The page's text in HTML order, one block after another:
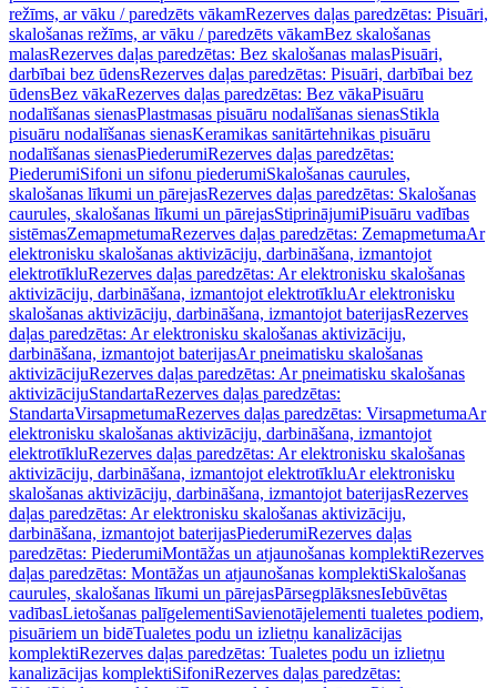
režīms, ar vāku / paredzēts vākamRezerves daļas paredzētas: Pisuāri,
skalošanas režīms, ar vāku / paredzēts vākamBez skalošanas
malasRezerves daļas paredzētas: Bez skalošanas malasPisuāri,
darbībai bez ūdensRezerves daļas paredzētas: Pisuāri, darbībai bez
ūdensBez vākaRezerves daļas paredzētas: Bez vākaPisuāru
nodalīšanas sienasPlastmasas pisuāru nodalīšanas sienasStikla
pisuāru nodalīšanas sienasKeramikas sanitārtehnikas pisuāru
nodalīšanas sienasPiederumiRezerves daļas paredzētas:
PiederumiSifoni un sifonu piederumiSkalošanas caurules,
skalošanas līkumi un pārejasRezerves daļas paredzētas: Skalošanas
caurules, skalošanas līkumi un pārejasStiprinājumiPisuāru vadības
sistēmasZemapmetumaRezerves daļas paredzētas: ZemapmetumaAr
elektronisku skalošanas aktivizāciju, darbināšana, izmantojot
elektrotīkluRezerves daļas paredzētas: Ar elektronisku skalošanas
aktivizāciju, darbināšana, izmantojot elektrotīkluAr elektronisku
skalošanas aktivizāciju, darbināšana, izmantojot baterijasRezerves
daļas paredzētas: Ar elektronisku skalošanas aktivizāciju,
darbināšana, izmantojot baterijasAr pneimatisku skalošanas
aktivizācijuRezerves daļas paredzētas: Ar pneimatisku skalošanas
aktivizācijuStandartaRezerves daļas paredzētas:
StandartaVirsapmetumaRezerves daļas paredzētas: VirsapmetumaAr
elektronisku skalošanas aktivizāciju, darbināšana, izmantojot
elektrotīkluRezerves daļas paredzētas: Ar elektronisku skalošanas
aktivizāciju, darbināšana, izmantojot elektrotīkluAr elektronisku
skalošanas aktivizāciju, darbināšana, izmantojot baterijasRezerves
daļas paredzētas: Ar elektronisku skalošanas aktivizāciju,
darbināšana, izmantojot baterijasPiederumiRezerves daļas
paredzētas: PiederumiMontāžas un atjaunošanas komplektiRezerves
daļas paredzētas: Montāžas un atjaunošanas komplektiSkalošanas
caurules, skalošanas līkumi un pārejasPārsegplāksnesIebūvētas
vadībasLietošanas palīgelementiSavienotājelementi tualetes podiem,
pisuāriem un bidēTualetes podu un izlietņu kanalizācijas
komplektiRezerves daļas paredzētas: Tualetes podu un izlietņu
kanalizācijas komplektiSifoniRezerves daļas paredzētas: